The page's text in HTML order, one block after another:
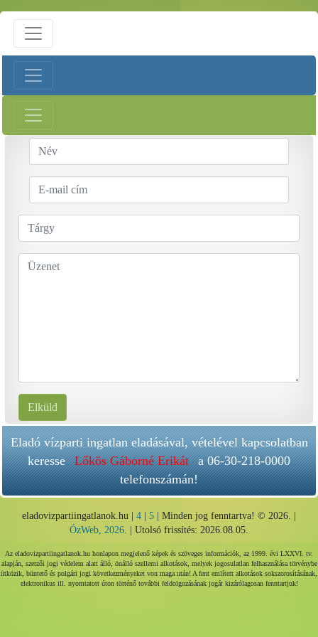
Elküld
Eladó vízparti ingatlan eladásával, vételével kapcsolatban
keresse Lőkös Gáborné Erikát a 06-30-218-0000
telefonszámán!
eladovizpartiingatlanok.hu | 4 5 | Minden jog fenntartva! © 2026. |
ÓzWeb, 2026.
| Utolsó frissítés: 2026.08.05.
Az eladovizpartiingatlanok.hu honlapon megjelenő képek és szöveges információk, az 1999. évi LXXVI. tv.
alapján, szerzői jogi védelem alatt álló, önálló szellemi alkotások, melyek jogosulatlan felhasználása törvénybe
ütközik, büntető és polgári jogi következményeket von maga után! A fent említett alkotások sokszorosításának,
elektronikus ill. nyomtatott úton történő további feldolgozásának jogát kizárólagosan fenntartjuk!